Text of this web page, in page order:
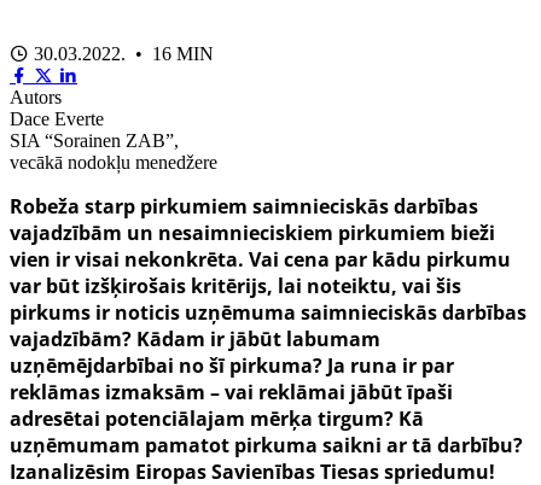
30.03.2022. • 16 MIN
Autors
Dace Everte
SIA “Sorainen ZAB”,
vecākā nodokļu menedžere
Robeža starp pirkumiem saimnieciskās darbības
vajadzībām un nesaimnieciskiem pirkumiem bieži
vien ir visai nekonkrēta. Vai cena par kādu pirkumu
var būt izšķirošais kritērijs, lai noteiktu, vai šis
pirkums ir noticis uzņēmuma saimnieciskās darbības
vajadzībām? Kādam ir jābūt labumam
uzņēmējdarbībai no šī pirkuma? Ja runa ir par
reklāmas izmaksām – vai reklāmai jābūt īpaši
adresētai potenciālajam mērķa tirgum? Kā
uzņēmumam pamatot pirkuma saikni ar tā darbību?
Izanalizēsim Eiropas Savienības Tiesas spriedumu!